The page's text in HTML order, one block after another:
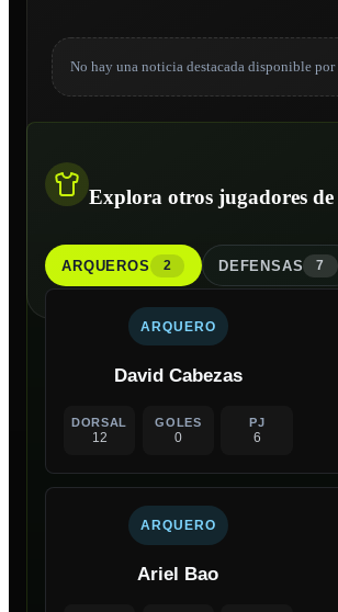
No hay una noticia destacada disponible por
Explora otros jugadores
ARQUEROS 2 DEFENSAS 7
ARQUERO
David Cabezas
DORSAL
12
GOLES
0
PJ
6
ARQUERO
Ariel Bao